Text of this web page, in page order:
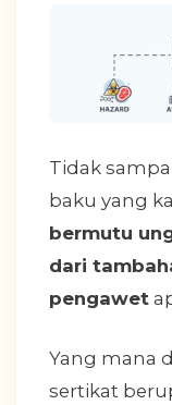
Tidak
baku yang
bermutu
dari
pengawet
Yang mana
sertikat